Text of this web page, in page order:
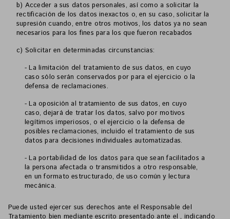
b) Acceder a sus datos personales, así como a solicitar la
rectificación de los datos inexactos o, en su caso, solicitar la
supresión cuando, entre otros motivos, los datos ya no sean
necesarios para los fines para los que fueron recabados
c) Solicitar en determinadas circunstancias:
- La limitación del tratamiento de sus datos, en cuyo
caso sólo serán conservados porpara el ejercicio o la
defensa de reclamaciones.
- La oposición al tratamiento de sus datos, en cuyo
caso,dejará de tratar los datos, salvo por motivos
legítimos imperiosos, o el ejercicio o la defensa de
posibles reclamaciones, incluido el tratamiento de sus
datos para decisiones individuales automatizadas.
- La portabilidad de los datos para que sean facilitados a
la persona afectada o transmitidos a otro responsable,
en un formato estructurado, de uso común y lectura
mecánica.
Puede usted ejercer sus derechos ante el Responsable del
Tratamiento bien mediante escrito presentado ante el , indicando